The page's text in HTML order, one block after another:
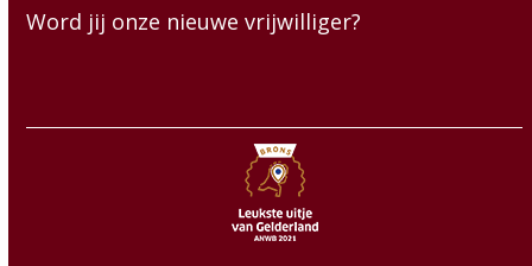
Word jij onze nieuwe vrijwilliger?